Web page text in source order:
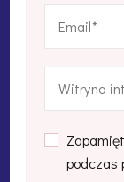
podczas